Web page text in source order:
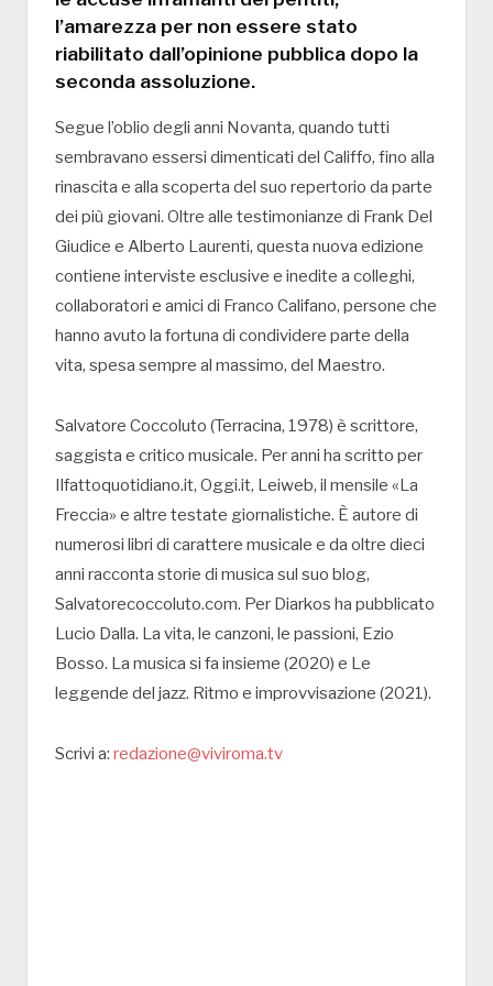
l’amarezza per non essere stato
riabilitato dall’opinione pubblica dopo la
seconda assoluzione.
Segue l’oblio degli anni Novanta, quando tutti
sembravano essersi dimenticati del Califfo, fino alla
rinascita e alla scoperta del suo repertorio da parte
dei più giovani. Oltre alle testimonianze di Frank Del
Giudice e Alberto Laurenti, questa nuova edizione
contiene interviste esclusive e inedite a colleghi,
collaboratori e amici di Franco Califano, persone che
hanno avuto la fortuna di condividere parte della
vita, spesa sempre al massimo, del Maestro.
Salvatore Coccoluto (Terracina, 1978) è scrittore,
saggista e critico musicale. Per anni ha scritto per
Ilfattoquotidiano.it, Oggi.it, Leiweb, il mensile «La
Freccia» e altre testate giornalistiche. È autore di
numerosi libri di carattere musicale e da oltre dieci
anni racconta storie di musica sul suo blog,
Salvatorecoccoluto.com. Per Diarkos ha pubblicato
Lucio Dalla. La vita, le canzoni, le passioni, Ezio
Bosso. La musica si fa insieme (2020) e Le
leggende del jazz. Ritmo e improvvisazione (2021).
Scrivi a: redazione@viviroma.tv